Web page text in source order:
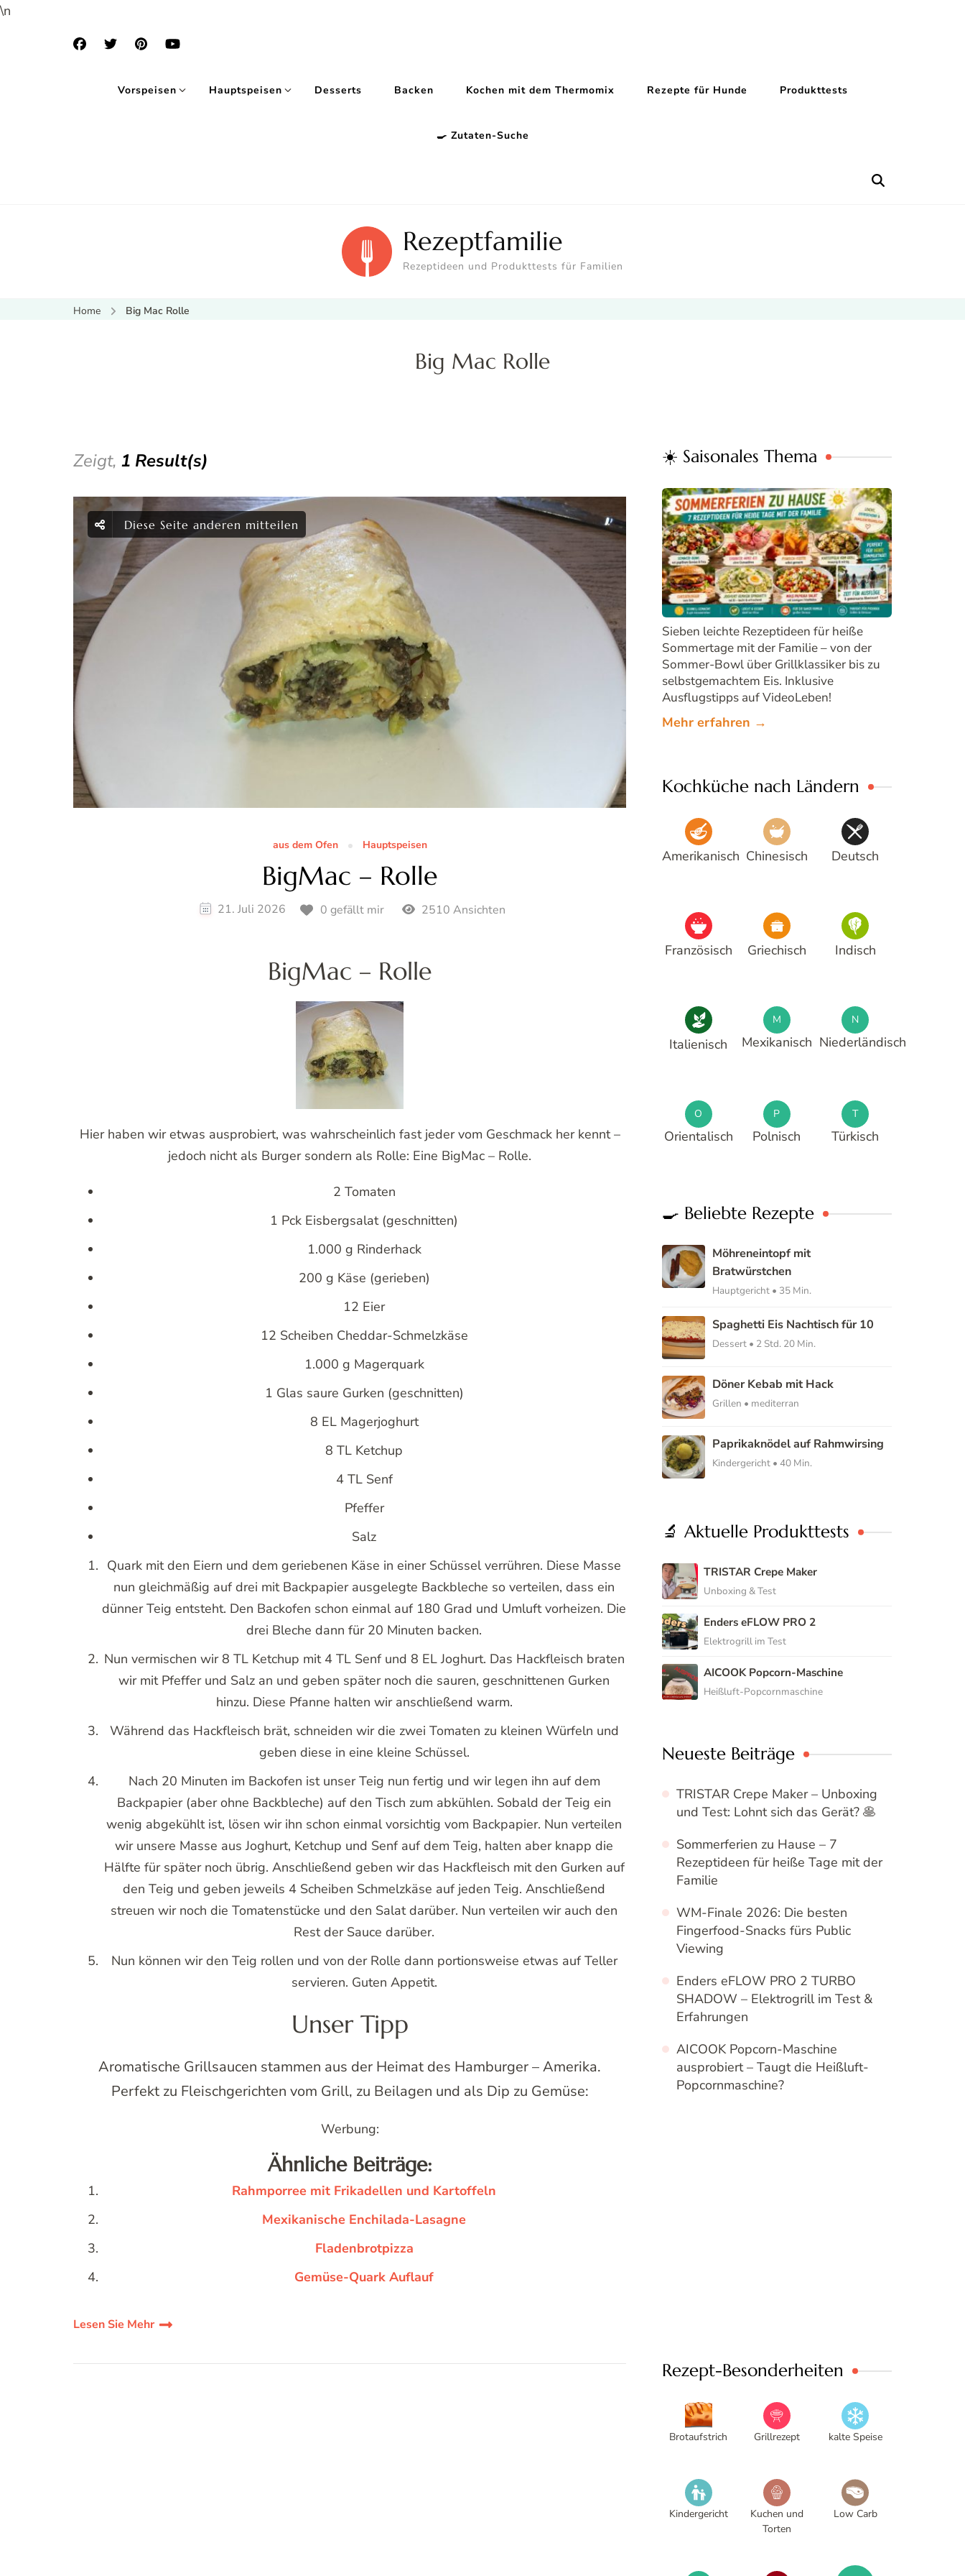
\n
Vorspeisen Hauptspeisen Desserts Backen Kochen mit dem Thermomix Rezepte für Hunde Produkttests
🍳 Zutaten-Suche
Rezeptfamilie
Rezeptideen und Produkttests für Familien
Home Big Mac Rolle
Big Mac Rolle
Zeigt, 1 Result(s)
Diese Seite anderen mitteilen
aus dem Ofen Hauptspeisen
BigMac – Rolle
21. Juli 2026 0 gefällt mir 2510 Ansichten
BigMac – Rolle
Hier haben wir etwas ausprobiert, was wahrscheinlich fast jeder vom Geschmack her kennt –
jedoch nicht als Burger sondern als Rolle: Eine BigMac – Rolle.
2 Tomaten
1 Pck Eisbergsalat (geschnitten)
1.000 g Rinderhack
200 g Käse (gerieben)
12 Eier
12 Scheiben Cheddar-Schmelzkäse
1.000 g Magerquark
1 Glas saure Gurken (geschnitten)
8 EL Magerjoghurt
8 TL Ketchup
4 TL Senf
Pfeffer
Salz
Quark mit den Eiern und dem geriebenen Käse in einer Schüssel verrühren. Diese Masse
nun gleichmäßig auf drei mit Backpapier ausgelegte Backbleche so verteilen, dass ein
dünner Teig entsteht. Den Backofen schon einmal auf 180 Grad und Umluft vorheizen. Die
drei Bleche dann für 20 Minuten backen.
Nun vermischen wir 8 TL Ketchup mit 4 TL Senf und 8 EL Joghurt. Das Hackfleisch braten
wir mit Pfeffer und Salz an und geben später noch die sauren, geschnittenen Gurken
hinzu. Diese Pfanne halten wir anschließend warm.
Während das Hackfleisch brät, schneiden wir die zwei Tomaten zu kleinen Würfeln und
geben diese in eine kleine Schüssel.
Nach 20 Minuten im Backofen ist unser Teig nun fertig und wir legen ihn auf dem
Backpapier (aber ohne Backbleche) auf den Tisch zum abkühlen. Sobald der Teig ein
wenig abgekühlt ist, lösen wir ihn schon einmal vorsichtig vom Backpapier. Nun verteilen
wir unsere Masse aus Joghurt, Ketchup und Senf auf dem Teig, halten aber knapp die
Hälfte für später noch übrig. Anschließend geben wir das Hackfleisch mit den Gurken auf
den Teig und geben jeweils 4 Scheiben Schmelzkäse auf jeden Teig. Anschließend
streuen wir noch die Tomatenstücke und den Salat darüber. Nun verteilen wir auch den
Rest der Sauce darüber.
Nun können wir den Teig rollen und von der Rolle dann portionsweise etwas auf Teller
servieren. Guten Appetit.
Unser Tipp
Aromatische Grillsaucen stammen aus der Heimat des Hamburger – Amerika.
Perfekt zu Fleischgerichten vom Grill, zu Beilagen und als Dip zu Gemüse:
Werbung:
Ähnliche Beiträge:
Rahmporree mit Frikadellen und Kartoffeln
Mexikanische Enchilada-Lasagne
Fladenbrotpizza
Gemüse-Quark Auflauf
Lesen Sie Mehr
☀️ Saisonales Thema
Sieben leichte Rezeptideen für heiße
Sommertage mit der Familie – von der
Sommer-Bowl über Grillklassiker bis zu
selbstgemachtem Eis. Inklusive
Ausflugstipps auf VideoLeben!
Mehr erfahren →
Kochküche nach Ländern
Amerikanisch Chinesisch Deutsch
Französisch Griechisch Indisch
Italienisch
M
Mexikanisch
N
Niederländisch
O
Orientalisch
P
Polnisch
T
Türkisch
🍳 Beliebte Rezepte
Möhreneintopf mit
Bratwürstchen
Hauptgericht • 35 Min.
Spaghetti Eis Nachtisch für 10
Dessert • 2 Std. 20 Min.
Döner Kebab mit Hack
Grillen • mediterran
Paprikaknödel auf Rahmwirsing
Kindergericht • 40 Min.
🔬 Aktuelle Produkttests
TRISTAR Crepe Maker
Unboxing & Test
Enders eFLOW PRO 2
Elektrogrill im Test
AICOOK Popcorn-Maschine
Heißluft-Popcornmaschine
Neueste Beiträge
TRISTAR Crepe Maker – Unboxing
und Test: Lohnt sich das Gerät? 🥞
Sommerferien zu Hause – 7
Rezeptideen für heiße Tage mit der
Familie
WM-Finale 2026: Die besten
Fingerfood-Snacks fürs Public
Viewing
Enders eFLOW PRO 2 TURBO
SHADOW – Elektrogrill im Test &
Erfahrungen
AICOOK Popcorn-Maschine
ausprobiert – Taugt die Heißluft-
Popcornmaschine?
Rezept-Besonderheiten
Brotaufstrich Grillrezept kalte Speise
Kindergericht
Kuchen und
Torten
Low Carb